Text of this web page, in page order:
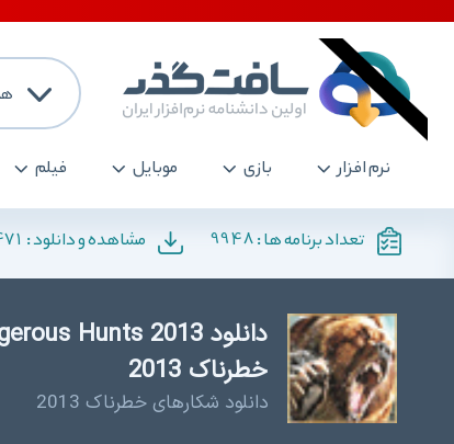
نرم افزار بازی موبایل فیلم
تعداد برنامه ها :9948 مشاهده و دانلود :
خطرناک 2013
دانلود شکارهای خطرناک 2013